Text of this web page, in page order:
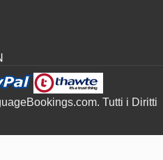
Tutti i Diritti